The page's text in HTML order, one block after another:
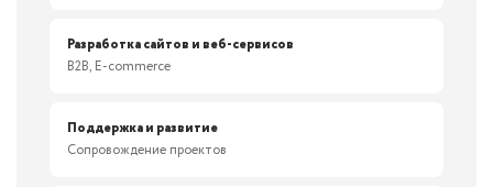
Разработка сайтов и веб-сервисов
B2B, E-commerce
Поддержка и развитие
Сопровождение проектов